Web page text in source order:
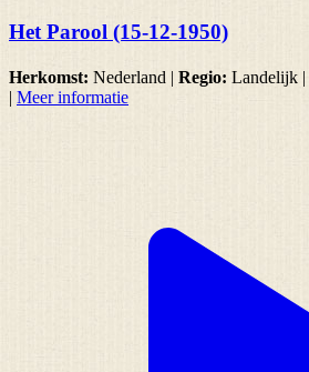
Het Parool (15-12-1950)
Herkomst: Nederland | Regio: Landelijk |
| Meer informatie